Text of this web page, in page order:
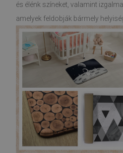
és élénk színeket, valamint
amelyek feldobják bármely